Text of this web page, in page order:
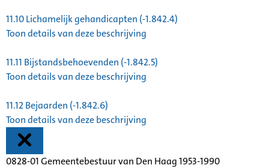
11.10Lichamelijk gehandicapten (-1.842.4)
Toon details van deze beschrijving
11.11 Bijstandsbehoevenden (-1.842.5)
Toon details van deze beschrijving
11.12Bejaarden (-1.842.6)
Toon details van deze beschrijving
0828-01 Gemeentebestuur van Den Haag 1953-1990